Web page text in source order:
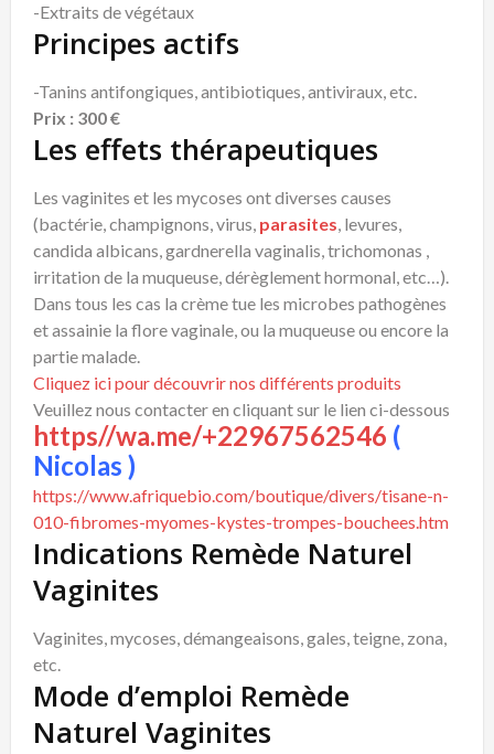
-Extraits de végétaux
Principes actifs
-Tanins antifongiques, antibiotiques, antiviraux, etc.
Prix : 300 €
Les effets thérapeutiques
Les vaginites et les mycoses ont diverses causes
(bactérie, champignons, virus, parasites, levures,
candida albicans, gardnerella vaginalis, trichomonas ,
irritation de la muqueuse, dérèglement hormonal, etc…).
Dans tous les cas la crème tue les microbes pathogènes
et assainie la flore vaginale, ou la muqueuse ou encore la
partie malade.
Cliquez ici pour découvrir nos différents produits
Veuillez nous contacter en cliquant sur le lien ci-dessous
https//wa.me/+22967562546 (
Nicolas )
https://www.afriquebio.com/boutique/divers/tisane-n-
010-fibromes-myomes-kystes-trompes-bouchees.htm
Indications Remède Naturel
Vaginites
Vaginites, mycoses, démangeaisons, gales, teigne, zona,
etc.
Mode d’emploi Remède
Naturel Vaginites